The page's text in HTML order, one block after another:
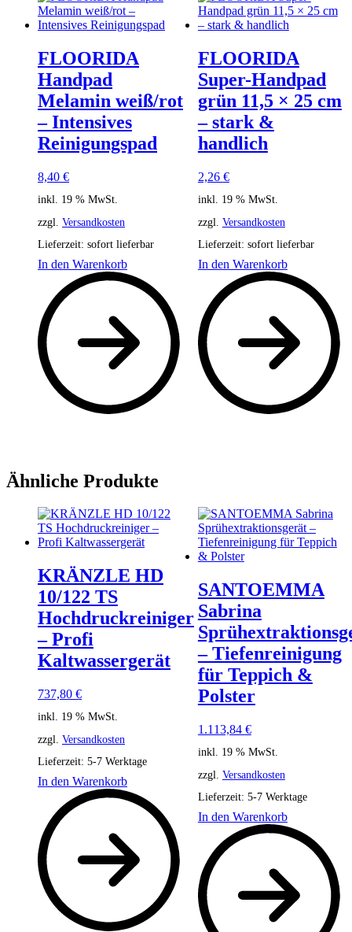
FLOORIDA
Handpad
Melamin weiß/rot
– Intensives
Reinigungspad
8,40 €
inkl. 19 % MwSt.
zzgl. Versandkosten
Lieferzeit: sofort lieferbar
In den Warenkorb
FLOORIDA
Super-Handpad
grün 11,5 × 25 cm
– stark &
handlich
2,26 €
inkl. 19 % MwSt.
zzgl. Versandkosten
Lieferzeit: sofort lieferbar
In den Warenkorb
Ähnliche Produkte
KRÄNZLE HD
10/122 TS
Hochdruckreiniger
– Profi
Kaltwassergerät
737,80 €
inkl. 19 % MwSt.
zzgl. Versandkosten
Lieferzeit: 5-7 Werktage
In den Warenkorb
SANTOEMMA
Sabrina
– Tiefenreinigung
für Teppich &
Polster
1.113,84 €
inkl. 19 % MwSt.
zzgl. Versandkosten
Lieferzeit: 5-7 Werktage
In den Warenkorb